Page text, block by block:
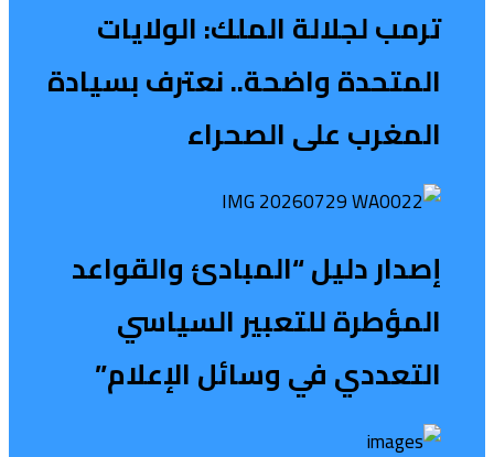
ترمب لجلالة الملك: الولايات
المتحدة واضحة.. نعترف بسيادة
المغرب على الصحراء
إصدار دليل “المبادئ والقواعد
المؤطرة للتعبير السياسي
التعددي في وسائل الإعلام”